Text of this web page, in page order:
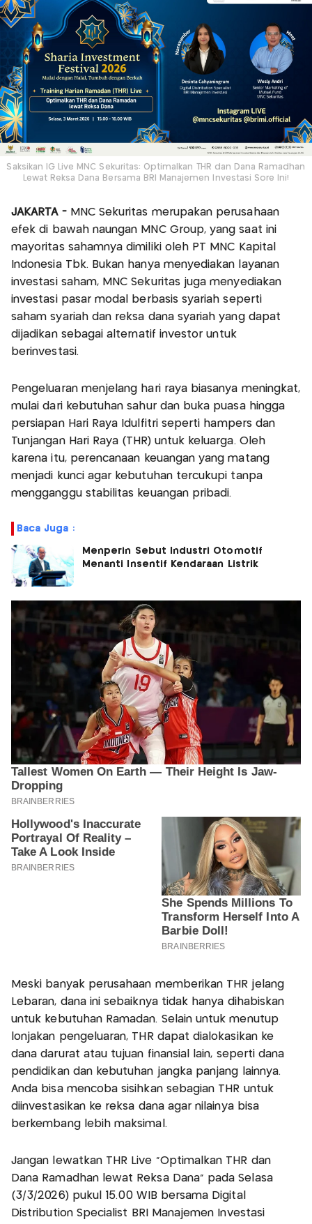
Saksikan IG Live MNC Sekuritas: Optimalkan THR dan Dana Ramadhan
Lewat Reksa Dana Bersama BRI Manajemen Investasi Sore Ini!
JAKARTA -MNC Sekuritas merupakan perusahaan
efek di bawah naungan MNC Group, yang saat ini
mayoritas sahamnya dimiliki oleh PT MNC Kapital
Indonesia Tbk. Bukan hanya menyediakan layanan
investasi saham, MNC Sekuritas juga menyediakan
investasi pasar modal berbasis syariah seperti
saham syariah dan reksa dana syariah yang dapat
dijadikan sebagai alternatif investor untuk
berinvestasi.
Pengeluaran menjelang hari raya biasanya meningkat,
mulai dari kebutuhan sahur dan buka puasa hingga
persiapan Hari Raya Idulfitri seperti hampers dan
Tunjangan Hari Raya (THR) untuk keluarga. Oleh
karena itu, perencanaan keuangan yang matang
menjadi kunci agar kebutuhan tercukupi tanpa
mengganggu stabilitas keuangan pribadi.
Baca Juga :
Menperin Sebut Industri Otomotif
Menanti Insentif Kendaraan Listrik
Meski banyak perusahaan memberikan THR jelang
Lebaran, dana ini sebaiknya tidak hanya dihabiskan
untuk kebutuhan Ramadan. Selain untuk menutup
lonjakan pengeluaran, THR dapat dialokasikan ke
dana darurat atau tujuan finansial lain, seperti dana
pendidikan dan kebutuhan jangka panjang lainnya.
Anda bisa mencoba sisihkan sebagian THR untuk
diinvestasikan ke reksa dana agar nilainya bisa
berkembang lebih maksimal.
Jangan lewatkan THR Live “Optimalkan THR dan
Dana Ramadhan lewat Reksa Dana” pada Selasa
(3/3/2026) pukul 15.00 WIB bersama Digital
Distribution Specialist BRI Manajemen Investasi